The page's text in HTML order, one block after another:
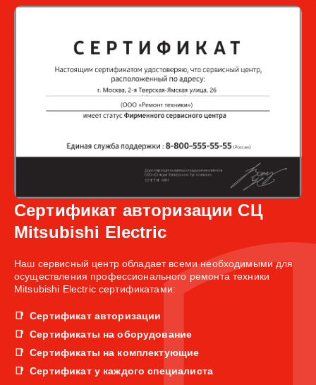
Сертификат авторизации СЦ
Mitsubishi Electric
Наш сервисный центр обладает всеми необходимыми для
осуществления профессионального ремонта техники
Mitsubishi Electric сертификатами:
Сертификат авторизации
Сертификаты на оборудование
Сертификаты на комплектующие
Сертификат у каждого специалиста